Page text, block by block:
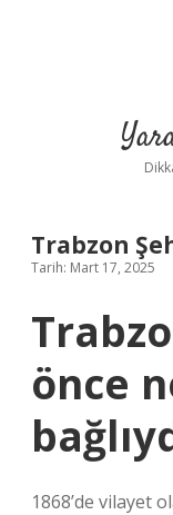
Trabzon
Tarih: Mart 17, 2025
önce
1868’de vilayet